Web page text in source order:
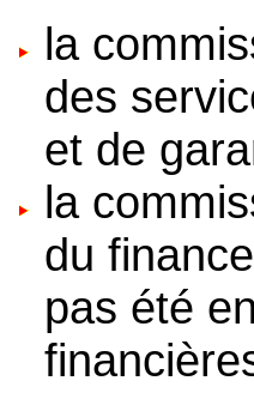
la
des
et de
la
du
pas été